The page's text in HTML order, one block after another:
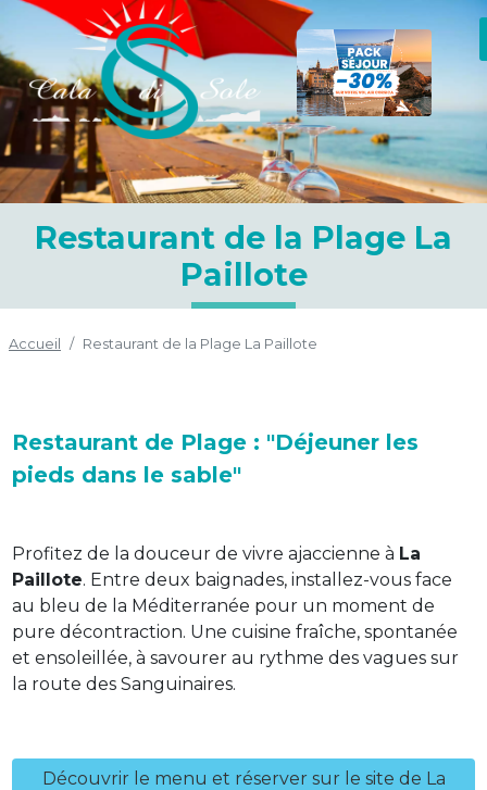
Restaurant de la Plage La
Paillote
Accueil Restaurant de la Plage La Paillote
Restaurant de Plage : "Déjeuner les
pieds dans le sable"
Profitez de la douceur de vivre ajaccienne à La
Paillote. Entre deux baignades, installez-vous face
au bleu de la Méditerranée pour un moment de
pure décontraction. Une cuisine fraîche, spontanée
et ensoleillée, à savourer au rythme des vagues sur
la route des Sanguinaires.
Découvrir le menu et réserver sur le site de La